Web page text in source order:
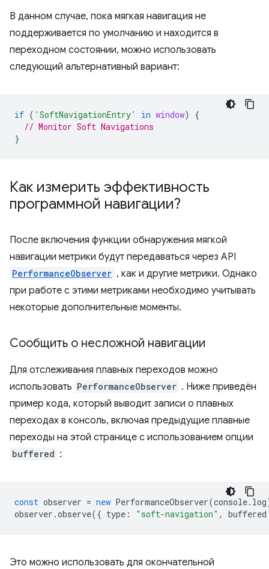
В данном случае, пока мягкая навигация не
поддерживается по умолчанию и находится в
переходном состоянии, можно использовать
следующий альтернативный вариант:
if ( 'SoftNavigationEntry' in window)
{
// Monitor Soft Navigations
}
Как измерить эффективность
программной навигации?
После включения функции обнаружения мягкой
навигации метрики будут передаваться через API
PerformanceObserver , как и другие метрики. Однако
при работе с этими метриками необходимо учитывать
некоторые дополнительные моменты.
Сообщить о несложной навигации
Для отслеживания плавных переходов можно
использовать PerformanceObserver . Ниже приведён
пример кода, который выводит записи о плавных
переходах в консоль, включая предыдущие плавные
переходы на этой странице с использованием опции
buffered :
const observer = new PerformanceObserver(console. log
observer .observe({ type : "soft-navigation" , buffered
Это можно использовать для окончательной